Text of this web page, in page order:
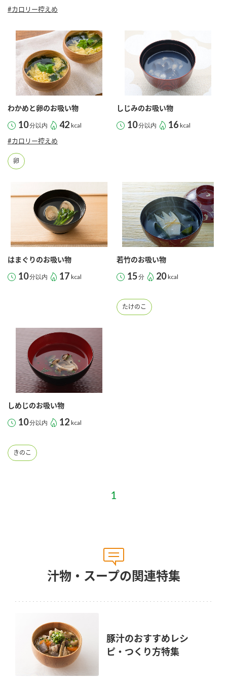
#カロリー控えめ
わかめと卵のお吸い物
10分以内 42 kcal
#カロリー控えめ
卵
しじみのお吸い物
10分以内 16 kcal
はまぐりのお吸い物
10分以内 17 kcal
若竹のお吸い物
15分 20 kcal
たけのこ
しめじのお吸い物
10分以内 12 kcal
きのこ
汁物・スープの関連特集
豚汁のおすすめレシ
ピ・つくり方特集